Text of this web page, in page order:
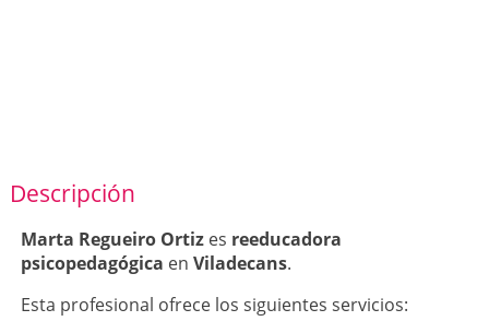
Descripción
Marta Regueiro Ortizes reeducadora
psicopedagógica en Viladecans.
Esta profesional ofrece los siguientes servicios: